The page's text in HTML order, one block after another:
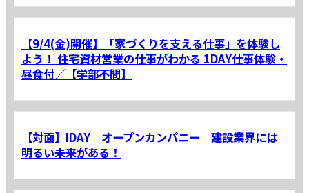
【9/4(金)開催】「家づくりを支える仕事」を体験し
よう！ 住宅資材営業の仕事がわかる 1DAY仕事体験・
昼食付／【学部不問】
【対面】IDAY オープンカンパニー 建設業界には
明るい未来がある！